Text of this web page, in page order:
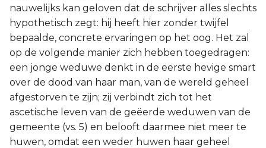
nauwelijks kan geloven dat de schrijver alles slechts
hypothetisch zegt: hij heeft hier zonder twijfel
bepaalde, concrete ervaringen op het oog. Het zal
op de volgende manier zich hebben toegedragen:
een jonge weduwe denkt in de eerste hevige smart
over de dood van haar man, van de wereld geheel
afgestorven te zijn; zij verbindt zich tot het
ascetische leven van de geëerde weduwen van de
gemeente (vs. 5) en belooft daarmee niet meer te
huwen, omdat een weder huwen haar geheel